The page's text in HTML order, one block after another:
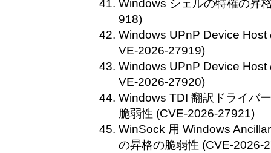
Windows シェルの特権の昇
918)
Windows UPnP Device Host
VE-2026-27919)
Windows UPnP Device Host
VE-2026-27920)
Windows TDI 翻訳ドライバ
脆弱性 (CVE-2026-27921)
WinSock 用 Windows
の昇格の脆弱性 (CVE-2026-